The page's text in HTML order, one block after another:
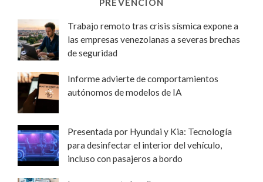
PREVENCIÓN
Trabajo remoto tras crisis sísmica expone a
las empresas venezolanas a severas brechas
de seguridad
Informe advierte de comportamientos
autónomos de modelos de IA
Presentada por Hyundai y Kia: Tecnología
para desinfectar el interior del vehículo,
incluso con pasajeros a bordo